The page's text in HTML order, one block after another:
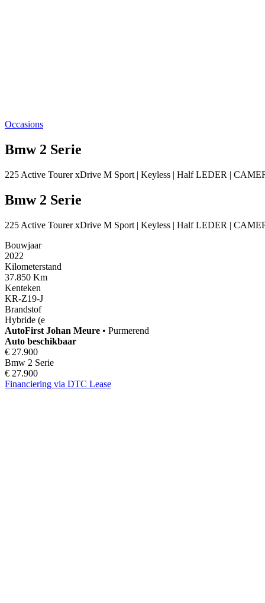
Occasions
Bmw 2 Serie
225 Active Tourer xDrive M Sport | Keyless | Half LEDER |
Bmw 2 Serie
225 Active Tourer xDrive M Sport | Keyless | Half LEDER |
Bouwjaar
2022
Kilometerstand
37.850 Km
Kenteken
KR-Z19-J
Brandstof
Hybride (e
AutoFirst Johan Meure • Purmerend
Auto beschikbaar
€ 27.900
Bmw 2 Serie
€ 27.900
Financiering via DTC Lease